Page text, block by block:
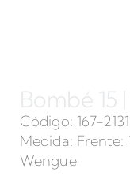
Bombé 15
Código: 167-
Medida: Frente:
Wengue